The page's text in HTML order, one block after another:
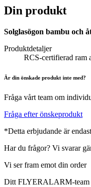
Din produkt
Solglasögon bambu och
Produktdetaljer
RCS-certifierad ram
Är din önskade produkt inte med?
Fråga vårt team om
Fråga efter önskeprodukt
*Detta erbjudande är
Har du frågor? Vi svarar
Vi ser fram emot din order
Ditt FLYERALARM-team